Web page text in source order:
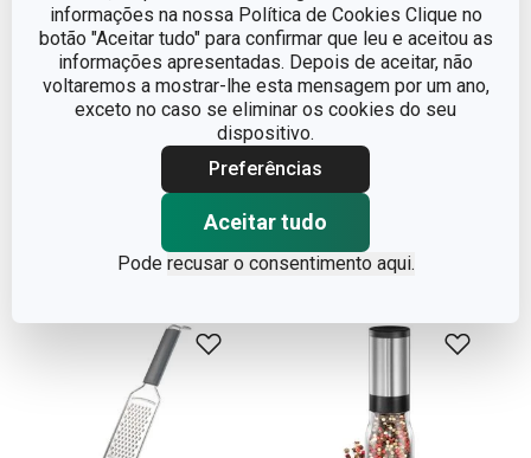
informações na nossa Política de Cookies Clique no
botão "Aceitar tudo" para confirmar que leu e aceitou as
informações apresentadas. Depois de aceitar, não
voltaremos a mostrar-lhe esta mensagem por um ano,
exceto no caso se eliminar os cookies do seu
dispositivo.
Preferências
Aceitar tudo
Pode recusar o consentimento aqui.
Portes grátis
Almofariz PRESIDENT
Disponível na loja online
Portes grátis
Picador manual de fio
HANDY
€ 36,90
Disponível na loja online
COMPRAR